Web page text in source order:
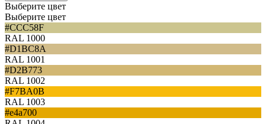
Выберите цвет
Выберите цвет
#CCC58F
RAL 1000
#D1BC8A
RAL 1001
#D2B773
RAL 1002
#F7BA0B
RAL 1003
#e4a700